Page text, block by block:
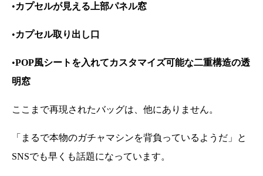
•カプセルが見える上部パネル窓
•カプセル取り出し口
•POP風シートを入れてカスタマイズ可能な二重構造の透
明窓
ここまで再現されたバッグは、他にありません。
「まるで本物のガチャマシンを背負っているようだ」と
SNSでも早くも話題になっています。